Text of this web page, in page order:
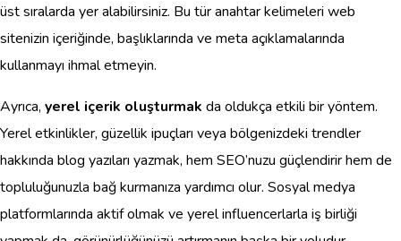
üst sıralarda yer alabilirsiniz. Bu tür anahtar kelimeleri web
sitenizin içeriğinde, başlıklarında ve meta açıklamalarında
kullanmayı ihmal etmeyin.
Ayrıca, yerel içerik oluşturmak da oldukça etkili bir yöntem.
Yerel etkinlikler, güzellik ipuçları veya bölgenizdeki trendler
hakkında blog yazıları yazmak, hem SEO’nuzu güçlendirir hem de
topluluğunuzla bağ kurmanıza yardımcı olur. Sosyal medya
platformlarında aktif olmak ve yerel influencerlarla iş birliği